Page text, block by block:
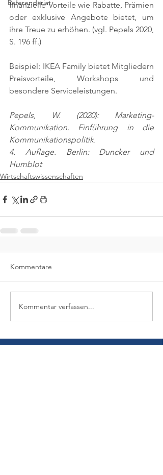
Referendariat
finanzielle Vorteile wie Rabatte, Prämien
oder exklusive Angebote bietet, um
ihre Treue zu erhöhen. (vgl. Pepels 2020,
S. 196 ff.)
Beispiel: IKEA Family bietet Mitgliedern
Preisvorteile, Workshops und
besondere Serviceleistungen.
Pepels, W. (2020): Marketing-
Kommunikation. Einführung in die
Kommunikationspolitik.
4. Auflage. Berlin: Duncker und
Humblot
Wirtschaftswissenschaften
Kommentare
Kommentar verfassen...